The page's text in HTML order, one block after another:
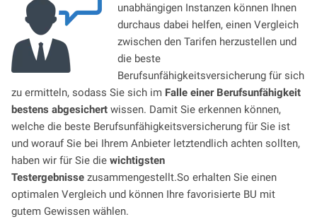
unabhängigen Instanzen können Ihnen
durchaus dabei helfen, einen Vergleich
zwischen den Tarifen herzustellen und
die beste
Berufsunfähigkeitsversicherung für sich
zu ermitteln, sodass Sie sich im Falle einer Berufsunfähigkeit
bestens abgesichertwissen. Damit Sie erkennen können,
welche die beste Berufsunfähigkeitsversicherung für Sie ist
und worauf Sie bei Ihrem Anbieter letztendlich achten sollten,
haben wir für Sie die wichtigsten
Testergebnissezusammengestellt.So erhalten Sie einen
optimalen Vergleich und können Ihre favorisierte BU mit
gutem Gewissen wählen.